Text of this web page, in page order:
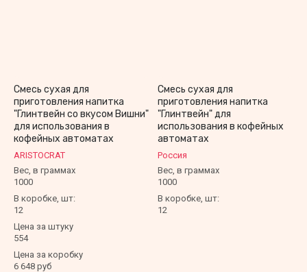
Смесь сухая для
приготовления напитка
"Глинтвейн со вкусом Вишни"
для использования в
кофейных автоматах
ARISTOCRAT
Вес, в граммах
1000
В коробке, шт:
12
Цена за штуку
554
Цена за коробку
6 648 руб
Смесь сухая для
приготовления напитка
"Глинтвейн" для
использования в кофейных
автоматах
Россия
Вес, в граммах
1000
В коробке, шт:
12